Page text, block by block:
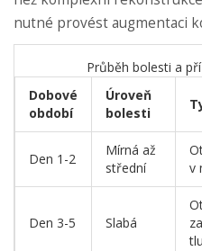
nutné provést augmentaci
Průběh bolesti a
Dobové
období
Úroveň
bolesti
Den 1-2
Mírná až
střední
v
Den 3-5 Slabá